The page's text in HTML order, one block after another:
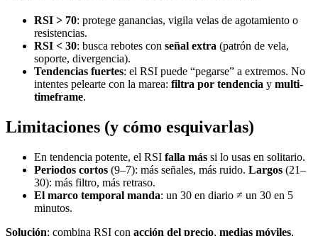
RSI > 70: protege ganancias, vigila velas de agotamiento o
resistencias.
RSI < 30: busca rebotes con señal extra (patrón de vela,
soporte, divergencia).
Tendencias fuertes: el RSI puede “pegarse” a extremos. No
intentes pelearte con la marea: filtra por tendencia y multi-
timeframe.
Limitaciones (y cómo esquivarlas)
En tendencia potente, el RSI falla más si lo usas en solitario.
Periodos cortos (9–7): más señales, más ruido. Largos (21–
30): más filtro, más retraso.
El marco temporal manda: un 30 en diario ≠ un 30 en 5
minutos.
Solución: combina RSI con acción del precio, medias móviles,